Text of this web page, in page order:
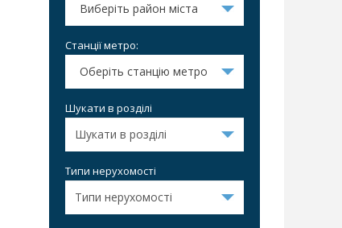
Виберіть район міста
Станції метро:
Оберіть станцію метро
Шукати в розділі
Типи нерухомості